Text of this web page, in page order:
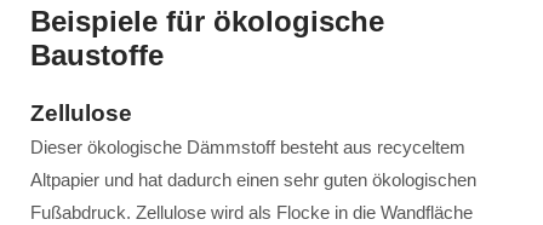
Beispiele für ökologische
Baustoffe
Zellulose
Dieser ökologische Dämmstoff besteht aus recyceltem
Altpapier und hat dadurch einen sehr guten ökologischen
Fußabdruck. Zellulose wird als Flocke in die Wandfläche